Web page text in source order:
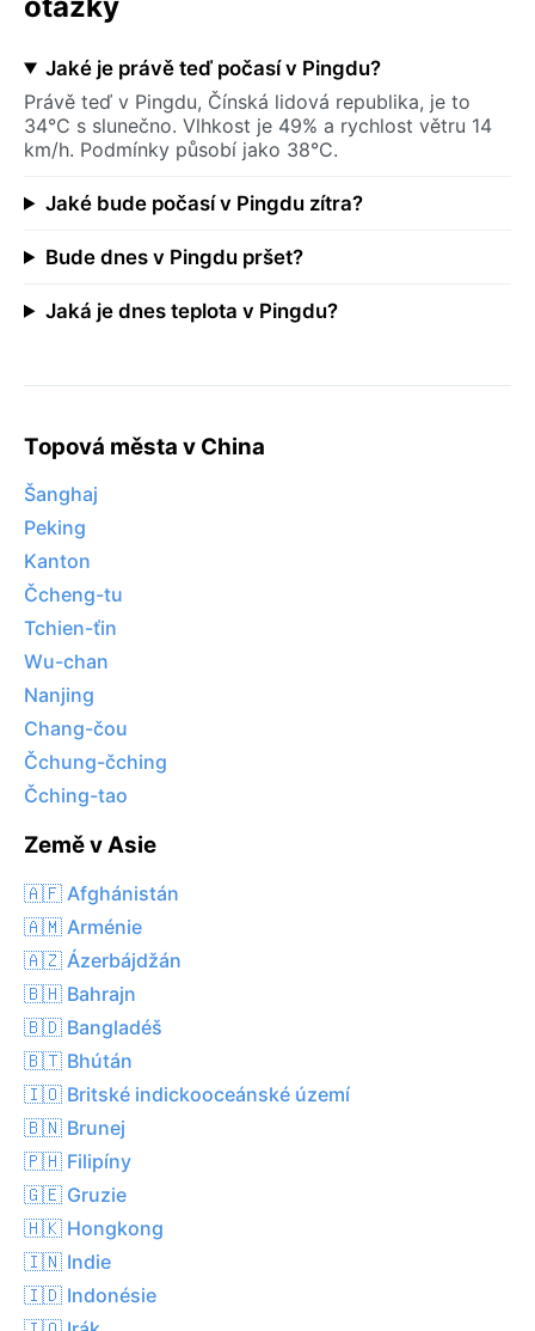
Jaké je právě teď počasí v Pingdu?
Právě teď v Pingdu, Čínská lidová republika, je to
34°C s slunečno. Vlhkost je 49% a rychlost větru 14
km/h. Podmínky působí jako 38°C.
Jaké bude počasí v Pingdu zítra?
Bude dnes v Pingdu pršet?
Jaká je dnes teplota v Pingdu?
Topová města v China
Šanghaj
Peking
Kanton
Čcheng-tu
Tchien-ťin
Wu-chan
Nanjing
Chang-čou
Čchung-čching
Čching-tao
Země v Asie
🇦🇫 Afghánistán
🇦🇲 Arménie
🇦🇿 Ázerbájdžán
🇧🇭 Bahrajn
🇧🇩 Bangladéš
🇧🇹 Bhútán
🇮🇴 Britské indickooceánské území
🇧🇳 Brunej
🇵🇭 Filipíny
🇬🇪 Gruzie
🇭🇰 Hongkong
🇮🇳 Indie
🇮🇩 Indonésie